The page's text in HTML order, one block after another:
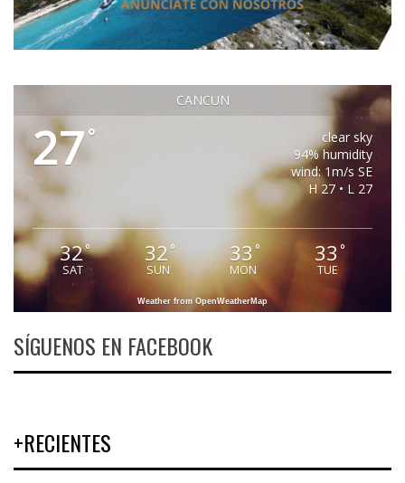
CANCUN
27°
clear sky
94% humidity
wind: 1m/s SE
H 27 • L 27
32°
SAT
32°
SUN
33 °
MON
33°
TUE
Weather from OpenWeatherMap
SÍGUENOS EN FACEBOOK
+RECIENTES